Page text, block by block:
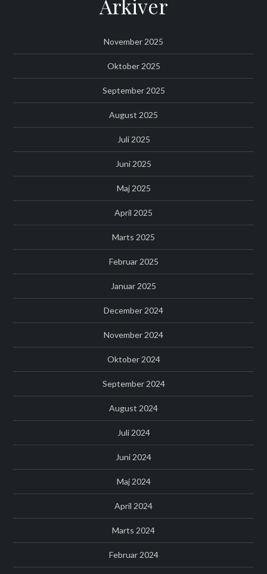
Arkiver
November 2025
Oktober 2025
September 2025
August 2025
Juli 2025
Juni 2025
Maj 2025
April 2025
Marts 2025
Februar 2025
Januar 2025
December 2024
November 2024
Oktober 2024
September 2024
August 2024
Juli 2024
Juni 2024
Maj 2024
April 2024
Marts 2024
Februar 2024